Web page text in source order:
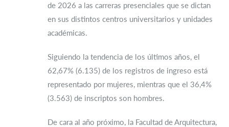
de 2026 a las carreras presenciales que se dictan
en sus distintos centros universitarios y unidades
académicas.
Siguiendo la tendencia de los últimos años, el
62,67% (6.135) de los registros de ingreso está
representado por mujeres, mientras que el 36,4%
(3.563) de inscriptos son hombres.
De cara al año próximo, la Facultad de Arquitectura,